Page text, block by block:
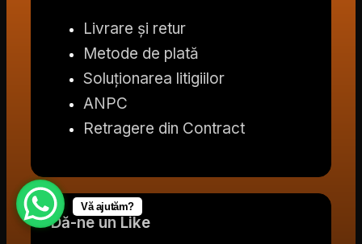
Livrare și retur
Metode de plată
Soluționarea litigiilor
ANPC
Retragere din Contract
Dă-ne un Like
Vă ajutăm?